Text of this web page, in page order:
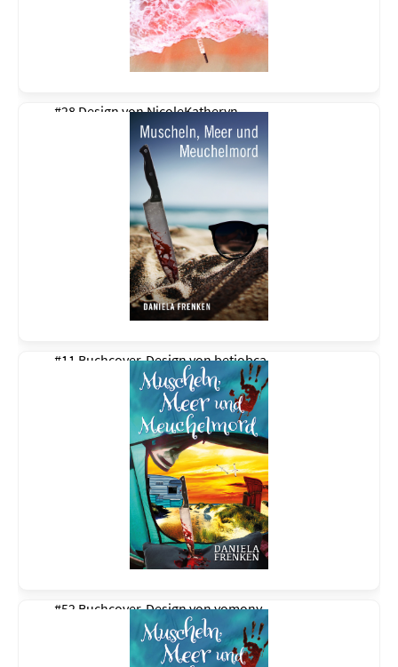
#28 Design vonNicoleKatheryn
#11 Buchcover-Design vonbetiobca
#52 Buchcover-Design vonyomony